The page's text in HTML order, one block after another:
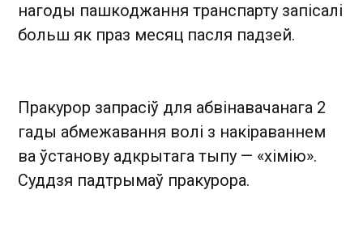
нагоды пашкоджання транспарту запісалі
больш як праз месяц пасля падзей.
Пракурор запрасіў для абвінавачанага 2
гады абмежавання волі з накіраваннем
ва ўстанову адкрытага тыпу — «хімію».
Суддзя падтрымаў пракурора.